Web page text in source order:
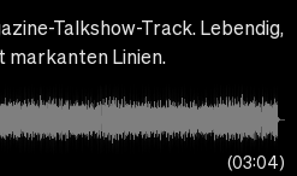
Talkshow-Track. Lebendig,
markanten Linien.
03:04